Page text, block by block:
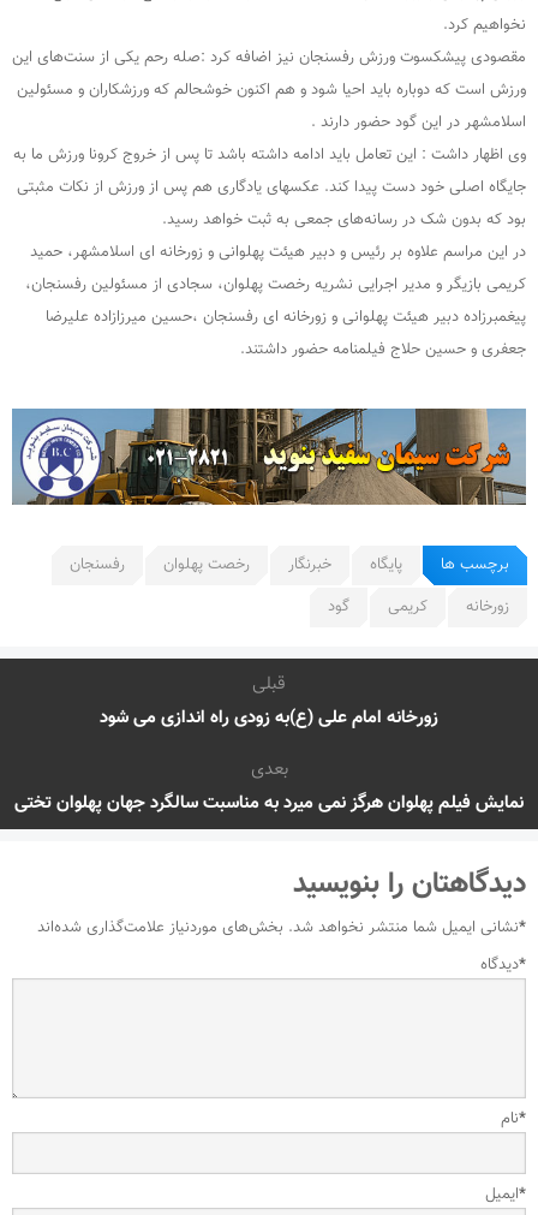
نخواهیم کرد.
مقصودی پیشکسوت ورزش رفسنجان نیز اضافه کرد :صله رحم یکی از سنت‌های این
ورزش است که دوباره باید احیا شود و هم اکنون خوشحالم که ورزشکاران و مسئولین
اسلامشهر در این گود حضور دارند .
وی اظهار داشت : این تعامل باید ادامه داشته باشد تا پس از خروج کرونا ورزش ما به
جایگاه اصلی خود دست پیدا کند. عکسهای یادگاری هم پس از ورزش از نکات مثبتی
بود که بدون شک در رسانه‌های جمعی به ثبت خواهد رسید.
در این مراسم علاوه بر رئیس و دبیر هیئت پهلوانی و زورخانه ای اسلامشهر، حمید
کریمی بازیگر و مدیر اجرایی نشریه رخصت پهلوان، سجادی از مسئولین رفسنجان،
پیغمبرزاده دبیر هیئت پهلوانی و زورخانه ای رفسنجان ،حسین میرزازاده علیرضا
جعفری و حسین حلاج فیلمنامه حضور داشتند.
برچسب ها پایگاه خبرنگار رخصت پهلوان
رفسنجان
زورخانه
کریمی گود
قبلی
زورخانه امام علی (ع)به زودی راه اندازی می شود
بعدی
نمایش فیلم پهلوان هرگز نمی میرد به مناسبت سالگرد جهان پهلوان تختی
دیدگاهتان را بنویسید
نشانی ایمیل شما منتشر نخواهد شد. بخش‌های موردنیاز علامت‌گذاری شده‌اند
*
دیدگاه*
نام*
ایمیل*